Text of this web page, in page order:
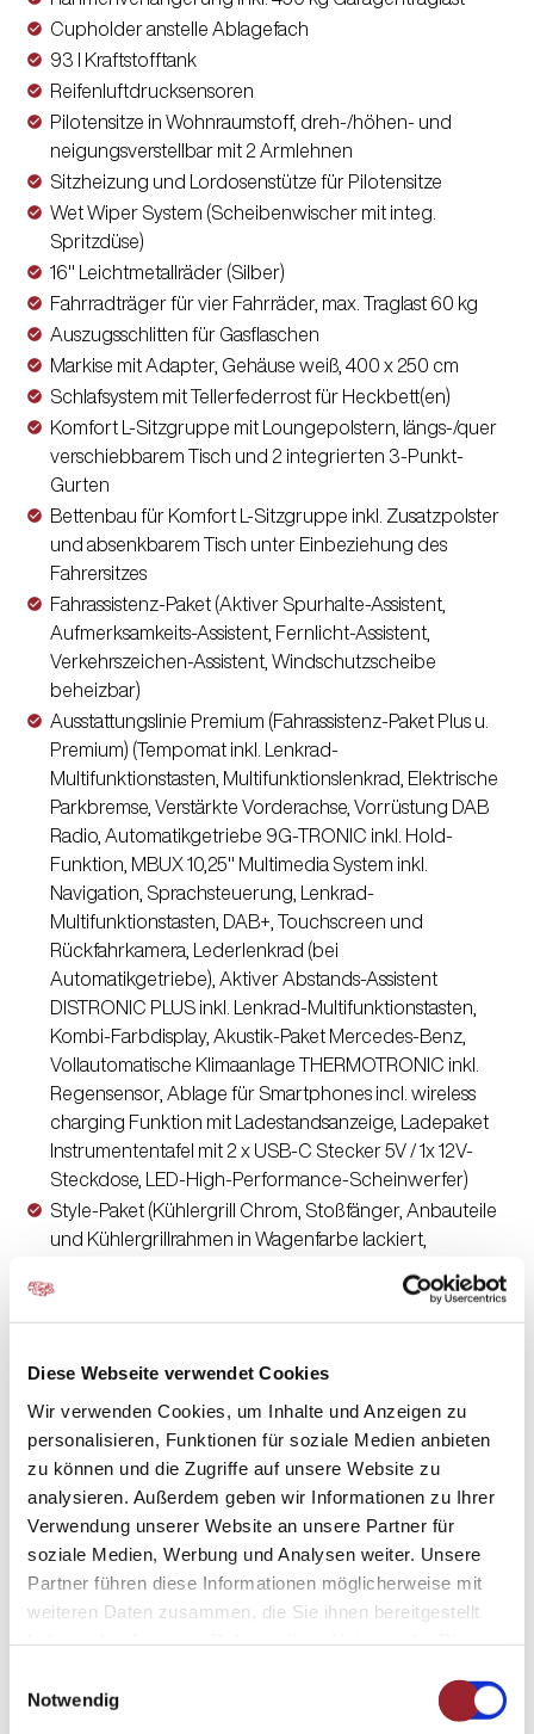
Diese Webseite verwendet Cookies
Wir verwenden Cookies, um Inhalte und Anzeigen zu
personalisieren, Funktionen für soziale Medien anbieten
zu können und die Zugriffe auf unsere Website zu
analysieren. Außerdem geben wir Informationen zu Ihrer
Verwendung unserer Website an unsere Partner für
soziale Medien, Werbung und Analysen weiter. Unsere
Partner führen diese Informationen möglicherweise mit
weiteren Daten zusammen, die Sie ihnen bereitgestellt
Impressum
Notwendig
Cupholder anstelle Ablagefach
93 l Kraftstofftank
Reifenluftdrucksensoren
Pilotensitze in Wohnraumstoff, dreh-/höhen- und
neigungsverstellbar mit 2 Armlehnen
Sitzheizung und Lordosenstütze für Pilotensitze
Wet Wiper System (Scheibenwischer mit integ.
Spritzdüse)
16" Leichtmetallräder (Silber)
Fahrradträger für vier Fahrräder, max. Traglast 60 kg
Auszugsschlitten für Gasflaschen
Markise mit Adapter, Gehäuse weiß, 400 x 250 cm
Schlafsystem mit Tellerfederrost für Heckbett(en)
Komfort L-Sitzgruppe mit Loungepolstern, längs-/quer
verschiebbarem Tisch und 2 integrierten 3-Punkt-
Gurten
Bettenbau für Komfort L-Sitzgruppe inkl. Zusatzpolster
und absenkbarem Tisch unter Einbeziehung des
Fahrersitzes
Fahrassistenz-Paket (Aktiver Spurhalte-Assistent,
Aufmerksamkeits-Assistent, Fernlicht-Assistent,
Verkehrszeichen-Assistent, Windschutzscheibe
beheizbar)
Ausstattungslinie Premium (Fahrassistenz-Paket Plus u.
Premium) (Tempomat inkl. Lenkrad-
Multifunktionstasten, Multifunktionslenkrad, Elektrische
Parkbremse, Verstärkte Vorderachse, Vorrüstung DAB
Radio, Automatikgetriebe 9G-TRONIC inkl. Hold-
Funktion, MBUX 10,25" Multimedia System inkl.
Navigation, Sprachsteuerung, Lenkrad-
Multifunktionstasten, DAB+, Touchscreen und
Rückfahrkamera, Lederlenkrad (bei
Automatikgetriebe), Aktiver Abstands-Assistent
DISTRONIC PLUS inkl. Lenkrad-Multifunktionstasten,
Kombi-Farbdisplay, Akustik-Paket Mercedes-Benz,
Vollautomatische Klimaanlage THERMOTRONIC inkl.
Regensensor, Ablage für Smartphones incl. wireless
charging Funktion mit Ladestandsanzeige, Ladepaket
Instrumententafel mit 2 x USB-C Stecker 5V / 1x 12V-
Steckdose, LED-High-Performance-Scheinwerfer)
Style-Paket (Kühlergrill Chrom, Stoßfänger, Anbauteile
und Kühlergrillrahmen in Wagenfarbe lackiert,
Wohnkomfort-Paket 4 (Einlegeboden mit
Holzoberfläche, Spannbettlaken nach Maß für
angepasst, 4 Kissen mit Bezug, Ambiente-Beleuchtung,
4 x 230 V / 1 x 12 V / 2 x Doppel-USB (USB-A/C)
Zusatzsteckdosen (inkl. Küchenwand-Verkleidung))
Automatische Gasflaschenumschaltanlage mit Crash
Sensor und EisEx
6 kW Diesel-Warmluftheizung mit 10l
Warmwasserboiler, Höhenkit und 1.800 Watt
Elektroheizstab
Satellitenantenne digital mit 80 cm Spiegel, ohne
Receiver
32" Smart-LED-TV mit integrierten Lautsprechern,
Fernbedienung, DVD-Laufwerk, HYMER Smart-